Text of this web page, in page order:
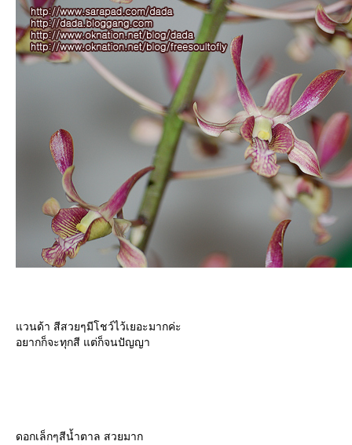
วนด้า สีสวยๆมีโชว์ไว้เยอะมากค่ะ
อยากก็จะทุกสี แต่ก็จนปัญญา
ดอกเล็กๆสีน้ำตาล สวยมาก